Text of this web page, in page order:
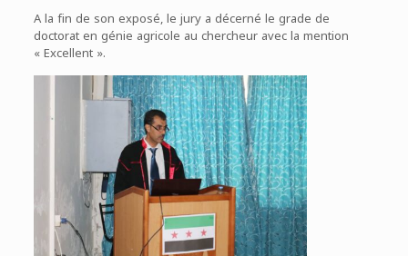
A la fin de son exposé, le jury a décerné le grade de
doctorat en génie agricole au chercheur avec la mention
« Excellent ».